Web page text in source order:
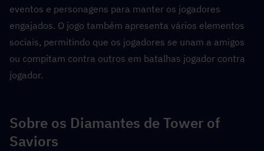
eventos e personagens para manter os jogadores
engajados. O jogo também apresenta vários elementos
sociais, permitindo que os jogadores se unam a amigos
ou compitam contra outros em batalhas jogador contra
jogador.
Sobre os Diamantes de Tower of
Saviors